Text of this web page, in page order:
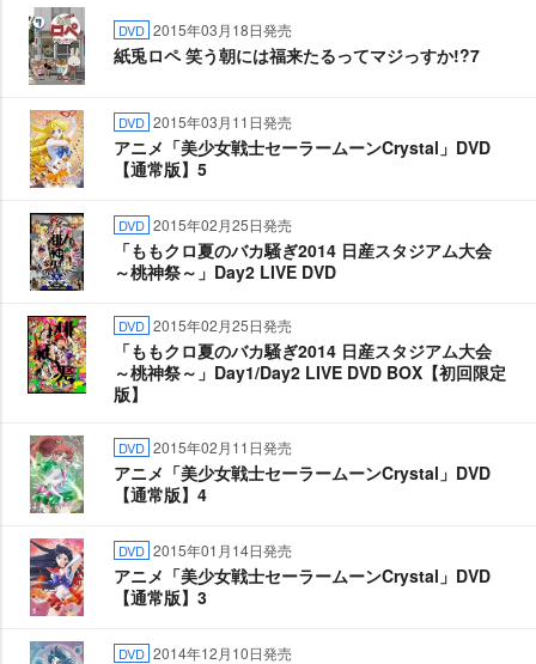
DVD 2015年03月18日発売
紙兎ロペ 笑う朝には福来たるってマジっすか!?7
DVD 2015年03月11日発売
アニメ「美少女戦士セーラームーンCrystal」DVD
【通常版】5
DVD 2015年02月25日発売
「ももクロ夏のバカ騒ぎ2014 日産スタジアム大会
～桃神祭～」Day2 LIVE DVD
DVD 2015年02月25日発売
「ももクロ夏のバカ騒ぎ2014 日産スタジアム大会
～桃神祭～」Day1/Day2 LIVE DVD BOX【初回限定
版】
DVD 2015年02月11日発売
アニメ「美少女戦士セーラームーンCrystal」DVD
【通常版】4
DVD 2015年01月14日発売
アニメ「美少女戦士セーラームーンCrystal」DVD
【通常版】3
DVD 2014年12月10日発売